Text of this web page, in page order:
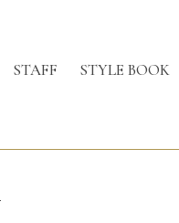
STAFF STYLE BOOK